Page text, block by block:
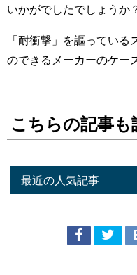
いかがでしたでしょうか
「耐衝撃」を謳ってい
のできるメーカーのケー
こちらの記事
最近の人気記事